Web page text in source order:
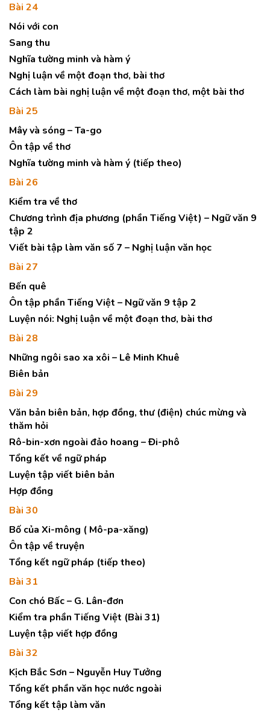
Bài 24
Nói với con
Sang thu
Nghĩa tường minh và hàm ý
Nghị luận về một đoạn thơ, bài thơ
Cách làm bài nghị luận về một đoạn thơ, một bài thơ
Bài 25
Mây và sóng – Ta-go
Ôn tập về thơ
Nghĩa tường minh và hàm ý (tiếp theo)
Bài 26
Kiểm tra về thơ
Chương trình địa phương (phần Tiếng Việt) – Ngữ văn 9
tập 2
Viết bài tập làm văn số 7 – Nghị luận văn học
Bài 27
Bến quê
Ôn tập phần Tiếng Việt – Ngữ văn 9 tập 2
Luyện nói: Nghị luận về một đoạn thơ, bài thơ
Bài 28
Những ngôi sao xa xôi – Lê Minh Khuê
Biên bản
Bài 29
Văn bản biên bản, hợp đồng, thư (điện) chúc mừng và
thăm hỏi
Rô-bin-xơn ngoài đảo hoang – Đi-phô
Tổng kết về ngữ pháp
Luyện tập viết biên bản
Hợp đồng
Bài 30
Bố của Xi-mông ( Mô-pa-xăng)
Ôn tập về truyện
Tổng kết ngữ pháp (tiếp theo)
Bài 31
Con chó Bấc – G. Lân-đơn
Kiểm tra phần Tiếng Việt (Bài 31)
Luyện tập viết hợp đồng
Bài 32
Kịch Bắc Sơn – Nguyễn Huy Tưởng
Tổng kết phần văn học nước ngoài
Tổng kết tập làm văn